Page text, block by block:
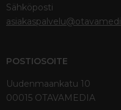
Sähköposti
POSTIOSOITE
Uudenmaankatu 10
00015 OTAVAMEDIA